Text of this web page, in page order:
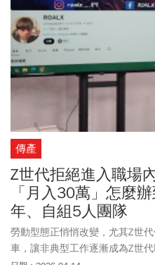
傳產
Z世代拒絕進入職場
「月入30萬」怎麼
年、自組5人團隊
勞動型態正悄悄改變，尤其Z世
車，讓非典型工作逐漸成為Z世